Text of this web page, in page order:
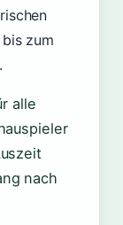
zum
alle
nach